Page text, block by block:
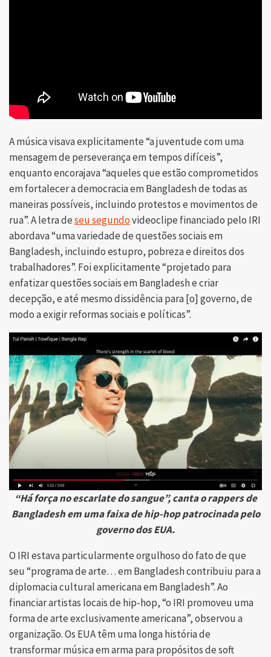
A música visava explicitamente “a juventude com uma
mensagem de perseverança em tempos difíceis”,
enquanto encorajava “aqueles que estão comprometidos
em fortalecer a democracia em Bangladesh de todas as
maneiras possíveis, incluindo protestos e movimentos de
rua”. A letra deseu segundovideoclipe financiado pelo IRI
abordava “uma variedade de questões sociais em
Bangladesh, incluindo estupro, pobreza e direitos dos
trabalhadores”. Foi explicitamente “projetado para
enfatizar questões sociais em Bangladesh e criar
decepção, e até mesmo dissidência para [o] governo, de
modo a exigir reformas sociais e políticas”.
“Há força no escarlate do sangue”, canta o rappers de
Bangladesh em uma faixa de hip-hop patrocinada pelo
governo dos EUA.
O IRI estava particularmente orgulhoso do fato de que
seu “programa de arte… em Bangladesh contribuiu para a
diplomacia cultural americana em Bangladesh”. Ao
financiar artistas locais de hip-hop, “o IRI promoveu uma
forma de arte exclusivamente americana”, observou a
organização. Os EUA têm uma longa história de
transformar música em arma para propósitos de soft